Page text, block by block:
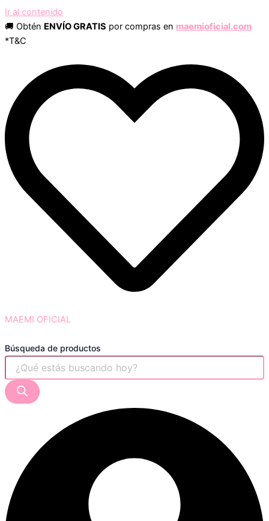
Ir al contenido
🚚 Obtén ENVÍO GRATIS por compras en maemioficial.com
*T&C
MAEMI OFICIAL
Búsqueda de productos